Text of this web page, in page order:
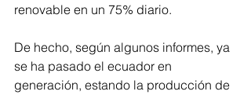
renovable en un 75% diario.
De hecho, según algunos informes, ya
se ha pasado el ecuador en
generación, estando la producción de